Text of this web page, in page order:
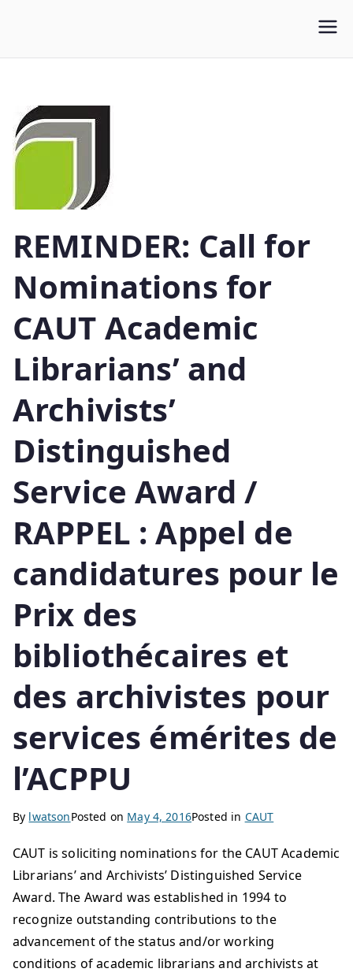
WLUFA
REMINDER: Call for
Nominations for
CAUT Academic
Librarians’ and
Archivists’
Distinguished
Service Award /
RAPPEL : Appel de
candidatures pour le
Prix des
bibliothécaires et
des archivistes pour
services émérites de
l’ACPPU
By lwatsonPosted on May 4, 2016Posted in CAUT
CAUT is soliciting nominations for the CAUT Academic
Librarians’ and Archivists’ Distinguished Service
Award. The Award was established in 1994 to
recognize outstanding contributions to the
advancement of the status and/or working
conditions of academic librarians and archivists at